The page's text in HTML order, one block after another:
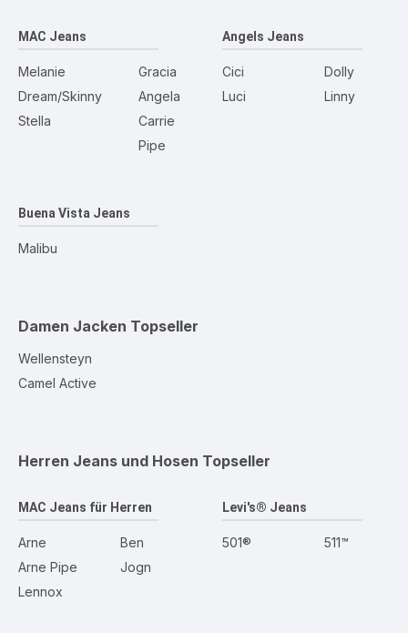
MAC Jeans
Melanie
Dream/Skinny
Stella
Gracia
Angela
Carrie
Pipe
Angels Jeans
Cici
Luci
Dolly
Linny
Buena Vista Jeans
Malibu
Damen Jacken Topseller
Wellensteyn
Camel Active
Herren Jeans und Hosen Topseller
MAC Jeans für Herren
Arne
Arne Pipe
Lennox
Ben
Jogn
Levi's® Jeans
501® 511™